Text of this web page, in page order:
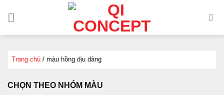
Trang chủ / màu hồng dịu dàng
CHỌN THEO NHÓM MÀU